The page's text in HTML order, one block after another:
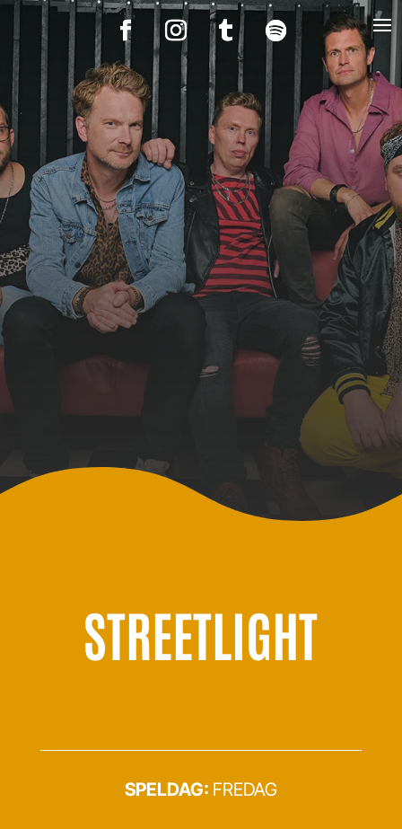
STREETLIGHT
SPELDAG: FREDAG